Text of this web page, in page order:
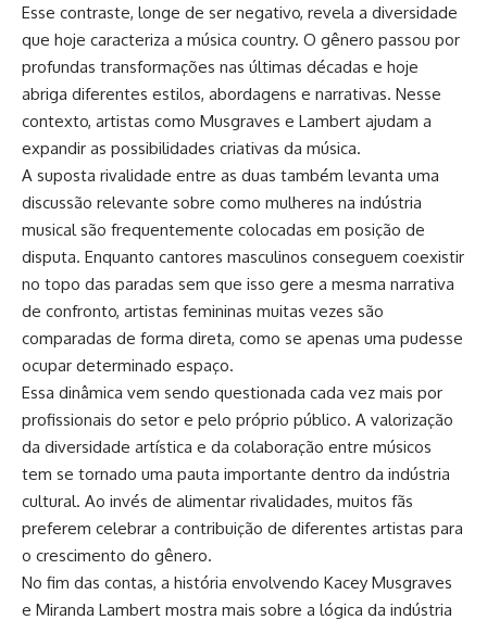
Esse contraste, longe de ser negativo, revela a diversidade
que hoje caracteriza a música country. O gênero passou por
profundas transformações nas últimas décadas e hoje
abriga diferentes estilos, abordagens e narrativas. Nesse
contexto, artistas como Musgraves e Lambert ajudam a
expandir as possibilidades criativas da música.
A suposta rivalidade entre as duas também levanta uma
discussão relevante sobre como mulheres na indústria
musical são frequentemente colocadas em posição de
disputa. Enquanto cantores masculinos conseguem coexistir
no topo das paradas sem que isso gere a mesma narrativa
de confronto, artistas femininas muitas vezes são
comparadas de forma direta, como se apenas uma pudesse
ocupar determinado espaço.
Essa dinâmica vem sendo questionada cada vez mais por
profissionais do setor e pelo próprio público. A valorização
da diversidade artística e da colaboração entre músicos
tem se tornado uma pauta importante dentro da indústria
cultural. Ao invés de alimentar rivalidades, muitos fãs
preferem celebrar a contribuição de diferentes artistas para
o crescimento do gênero.
No fim das contas, a história envolvendo Kacey Musgraves
e Miranda Lambert mostra mais sobre a lógica da indústria